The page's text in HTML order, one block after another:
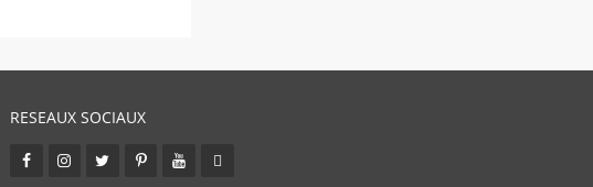
RESEAUX SOCIAUX